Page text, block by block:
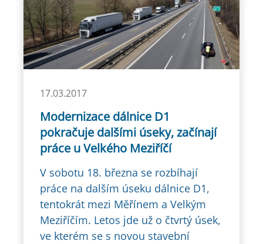
17.03.2017
Modernizace dálnice D1
pokračuje dalšími úseky, začínají
práce u Velkého Meziříčí
V sobotu 18. března se rozbíhají
práce na dalším úseku dálnice D1,
tentokrát mezi Měřínem a Velkým
Meziříčím. Letos jde už o čtvrtý úsek,
ve kterém se s novou stavební